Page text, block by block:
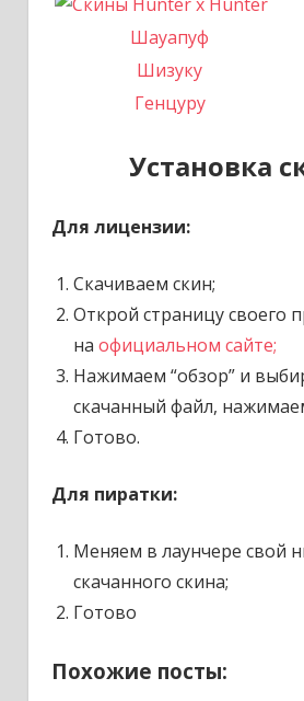
Шауапуф
Шизуку
Генцуру
Установка
Для лицензии:
Скачиваем скин;
Открой страницу своего
на официальном сайте;
Нажимаем “обзор” и
скачанный файл,
Готово.
Для пиратки:
Меняем в лаунчере свой
скачанного скина;
Готово
Похожие посты: